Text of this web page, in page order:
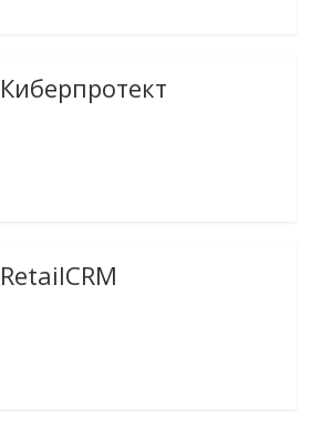
Киберпротект
RetailCRM